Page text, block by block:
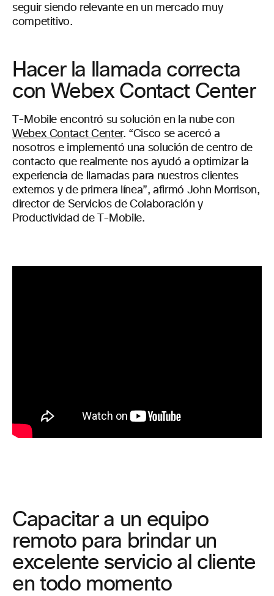
seguir siendo relevante en un mercado muy
competitivo.
Hacer la llamada correcta
con Webex Contact Center
T-Mobile encontró su solución en la nube con
Webex Contact Center. “Cisco se acercó a
nosotros e implementó una solución de centro de
contacto que realmente nos ayudó a optimizar la
experiencia de llamadas para nuestros clientes
externos y de primera línea”, afirmó John Morrison,
director de Servicios de Colaboración y
Productividad de T-Mobile.
Capacitar a un equipo
remoto para brindar un
excelente servicio al cliente
en todo momento